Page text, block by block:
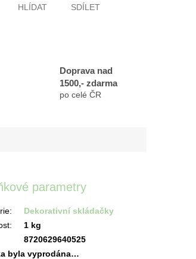
HLÍDAT SDÍLET
Doprava nad
1500,- zdarma
po celé ČR
parametry
:
Dekorativní skládačky
:
1 kg
8720629640525
byla vyprodána…